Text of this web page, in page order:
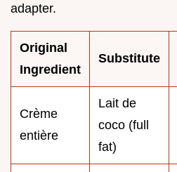
adapter.
Original
Ingredient
Substitute
Crème
entière
Lait de
coco (full
fat)